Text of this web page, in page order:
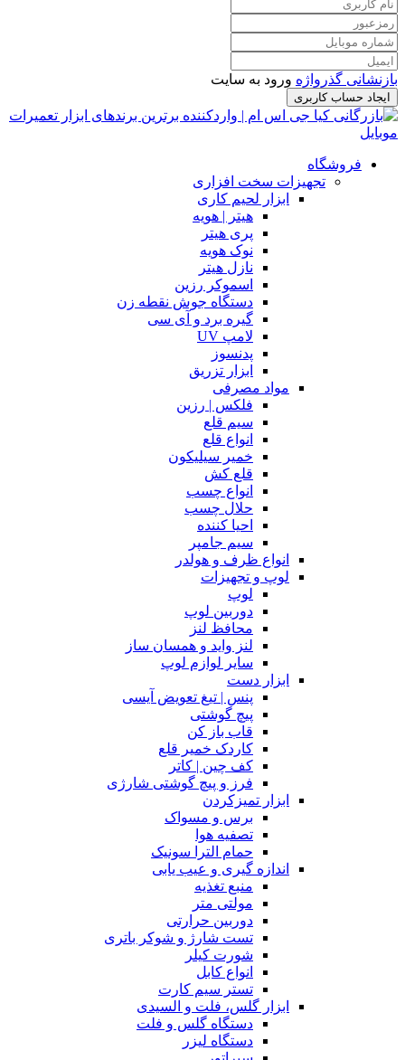
بازنشانی گذرواژه ورود به سایت
ایجاد حساب کاربری
فروشگاه
تجهیزات سخت افزاری
ابزار لحیم کاری
هیتر | هویه
پری هیتر
نوک هویه
نازل هیتر
اسموکر رزین
دستگاه جوش نقطه زن
گیره برد و آی سی
لامپ UV
پدنسوز
ابزار تزریق
مواد مصرفی
فلکس | رزین
سیم قلع
انواع قلع
خمیر سیلیکون
قلع کش
انواع چسب
حلال چسب
احیا کننده
سیم جامپر
انواع ظرف و هولدر
لوپ و تجهیزات
لوپ
دوربین لوپ
محافظ لنز
لنز واید و همسان ساز
سایر لوازم لوپ
ابزار دست
پنس | تیغ تعویض آیسی
پیچ گوشتی
قاب باز کن
کاردک خمیر قلع
کف چین | کاتر
فرز و پیچ گوشتی شارژی
ابزار تمیزکردن
برس و مسواک
تصفیه هوا
حمام الترا سونیک
اندازه گیری و عیب یابی
منبع تغذیه
مولتی متر
دوربین حرارتی
تست شارژ و شوکر باتری
شورت کیلر
انواع کابل
تستر سیم کارت
ابزار گلس، فلت و السیدی
دستگاه گلس و فلت
دستگاه لیزر